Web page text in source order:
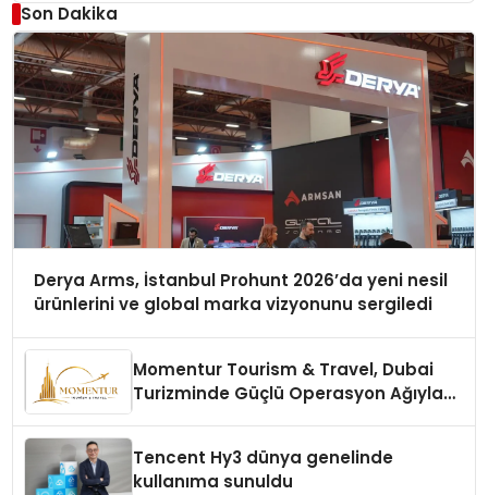
Son Dakika
Derya Arms, İstanbul Prohunt 2026’da yeni nesil
ürünlerini ve global marka vizyonunu sergiledi
Momentur Tourism & Travel, Dubai
Turizminde Güçlü Operasyon Ağıyla
Tencent Hy3 dünya genelinde
kullanıma sunuldu